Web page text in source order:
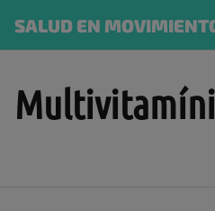
content
SALUD EN